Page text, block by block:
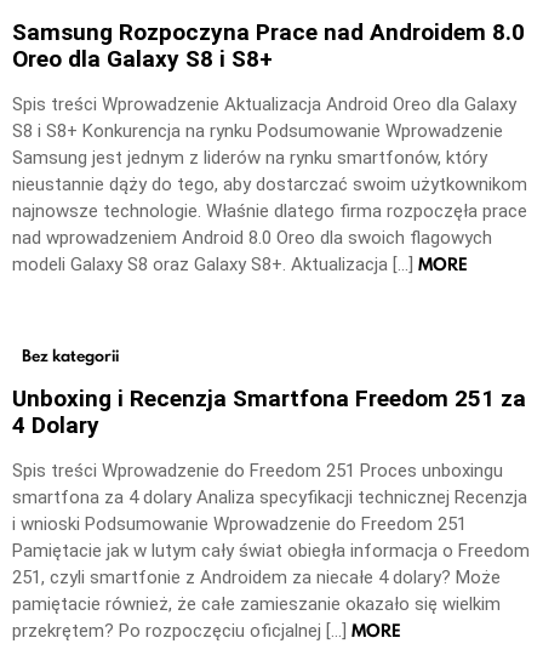
Samsung Rozpoczyna Prace nad Androidem 8.0
Oreo dla Galaxy S8 i S8+
Spis treści Wprowadzenie Aktualizacja Android Oreo dla Galaxy
S8 i S8+ Konkurencja na rynku Podsumowanie Wprowadzenie
Samsung jest jednym z liderów na rynku smartfonów, który
nieustannie dąży do tego, aby dostarczać swoim użytkownikom
najnowsze technologie. Właśnie dlatego firma rozpoczęła prace
nad wprowadzeniem Android 8.0 Oreo dla swoich flagowych
modeli Galaxy S8 oraz Galaxy S8+. Aktualizacja […] MORE
Bez kategorii
Unboxing i Recenzja Smartfona Freedom 251 za
4 Dolary
Spis treści Wprowadzenie do Freedom 251 Proces unboxingu
smartfona za 4 dolary Analiza specyfikacji technicznej Recenzja
i wnioski Podsumowanie Wprowadzenie do Freedom 251
Pamiętacie jak w lutym cały świat obiegła informacja o Freedom
251, czyli smartfonie z Androidem za niecałe 4 dolary? Może
pamiętacie również, że całe zamieszanie okazało się wielkim
przekrętem? Po rozpoczęciu oficjalnej […] MORE